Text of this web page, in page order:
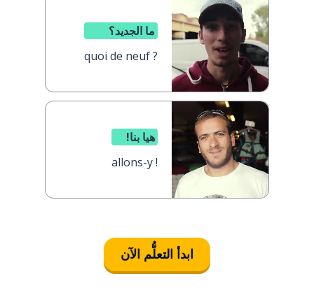
ما الجديد؟
quoi de neuf ?
هيا بنا!
allons-y !
ابدأ التعلُّم الآن